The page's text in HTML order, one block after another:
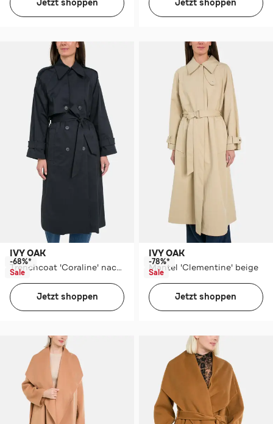
Jetzt shoppen Jetzt shoppen
IVY OAK
Trenchcoat 'Coraline' nachtblau
-68%*
Sale
Jetzt shoppen
IVY OAK
Mantel 'Clementine' beige
-78%*
Sale
Jetzt shoppen